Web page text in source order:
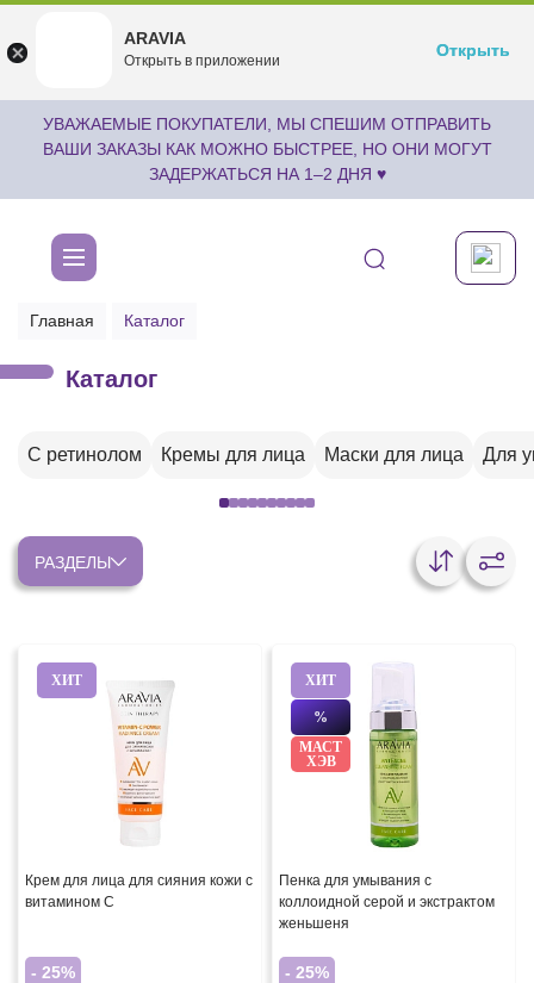
undefined
Бесплатноru.aravia.new
Открыть
УВАЖАЕМЫЕ ПОКУПАТЕЛИ, МЫ СПЕШИМ ОТПРАВИТЬ
ВАШИ ЗАКАЗЫ КАК МОЖНО БЫСТРЕЕ, НО ОНИ МОГУТ
ЗАДЕРЖАТЬСЯ НА 1–2 ДНЯ ♥
Главная Каталог
Каталог
С ретинолом Кремы для лица Маски для лица Для
РАЗДЕЛЫ
ХИТ
Крем для лица для сияния кожи с
витамином С
- 25%
ХИТ
%
МАСТ
ХЭВ
Пенка для умывания с
коллоидной серой и экстрактом
женьшеня
- 25%
ARAVIA
Открыть в приложении
Открыть